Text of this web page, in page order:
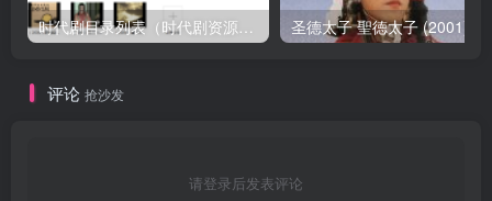
时代剧目录列表（时代剧资源以本目录为准） 圣德太子 聖徳太子 (2001)
评论 抢沙发
请登录后发表评论